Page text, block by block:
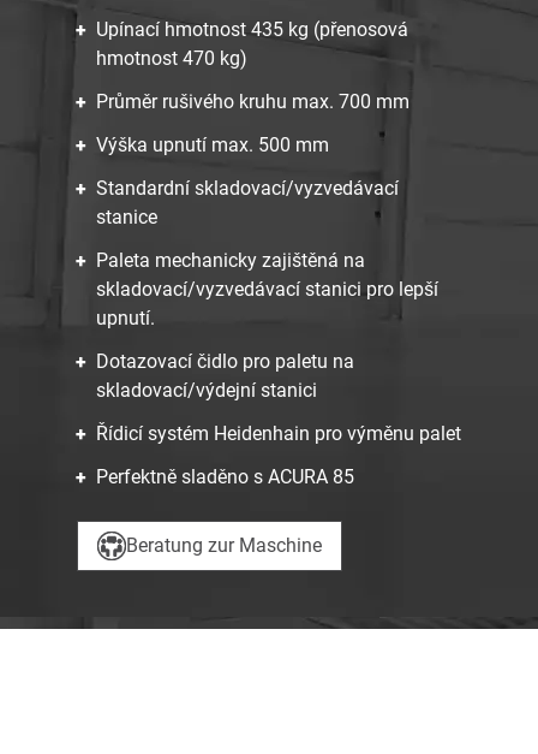
Upínací hmotnost 435 kg (přenosová
hmotnost 470 kg)
Průměr rušivého kruhu max. 700 mm
Výška upnutí max. 500 mm
Standardní skladovací/vyzvedávací
stanice
Paleta mechanicky zajištěná na
skladovací/vyzvedávací stanici pro lepší
upnutí.
Dotazovací čidlo pro paletu na
skladovací/výdejní stanici
Řídicí systém Heidenhain pro výměnu palet
Perfektně sladěno s ACURA 85
Beratung zur Maschine